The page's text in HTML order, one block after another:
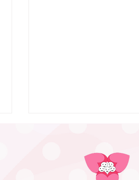
7月9日、Webおしゃべり会
催しました。 今回は5組のふ